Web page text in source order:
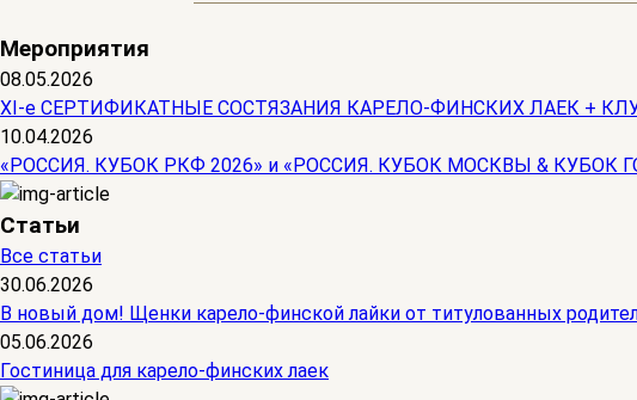
Мероприятия
08.05.2026
ХI-е СЕРТИФИКАТНЫЕ СОСТЯЗАНИЯ КАРЕЛО-ФИНСКИХ ЛАЕК +
10.04.2026
«РОССИЯ. КУБОК РКФ 2026» и «РОССИЯ. КУБОК МОСКВЫ & КУБОК
Статьи
Все статьи
30.06.2026
В новый дом! Щенки карело-финской лайки от титулованных
05.06.2026
Гостиница для карело-финских лаек